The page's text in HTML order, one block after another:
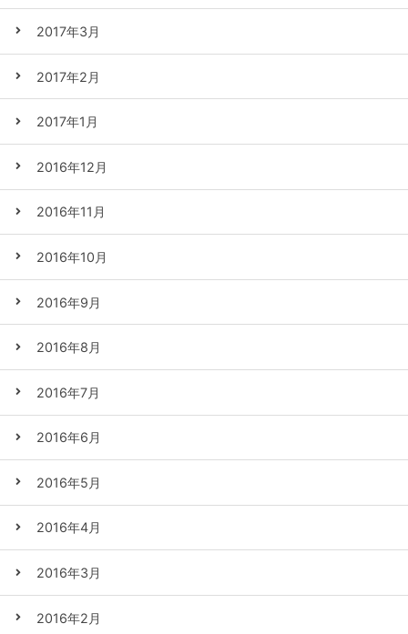
2017年3月
2017年2月
2017年1月
2016年12月
2016年11月
2016年10月
2016年9月
2016年8月
2016年7月
2016年6月
2016年5月
2016年4月
2016年3月
2016年2月